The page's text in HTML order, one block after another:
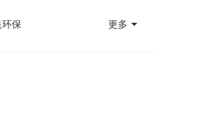
保 更多